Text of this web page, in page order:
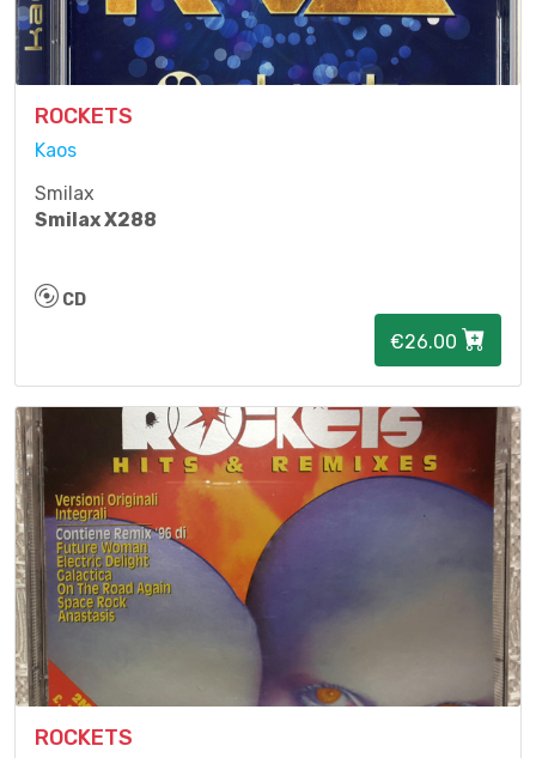
ROCKETS
Kaos
Smilax
Smilax X288
CD
€26.00
ROCKETS